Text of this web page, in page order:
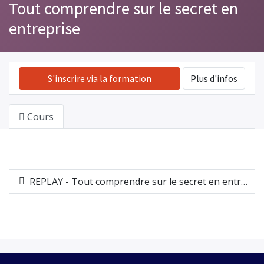
Tout comprendre sur le secret en
entreprise
S'inscrire via la formation Plus d'infos
Cours
REPLAY - Tout comprendre sur le secret en entreprise - 12.09.2024